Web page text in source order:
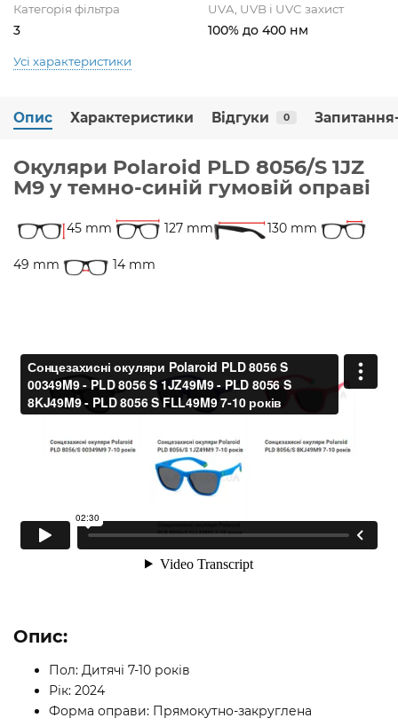
Категорія фільтра
3
UVA, UVB і UVC захист
100% до 400 нм
Усі характеристики
Опис Характеристики Відгуки 0
Окуляри Polaroid PLD 8056/S 1JZ
M9 у темно-синій гумовій оправі
45 mm 127 mm 130 mm
49 mm 14 mm
Опис:
Пол: Дитячі 7-10 років
Рік: 2024
Форма оправи: Прямокутно-закруглена